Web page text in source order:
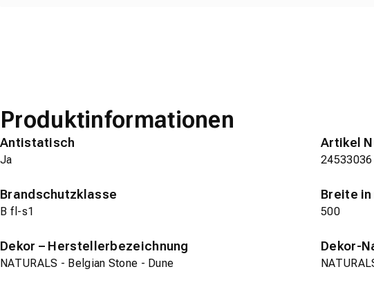
Produktinformationen
Antistatisch
Ja
Artikel
24533036
Brandschutzklasse
B fl-s1
Breite in
500
Dekor – Herstellerbezeichnung
NATURALS - Belgian Stone - Dune
Dekor-